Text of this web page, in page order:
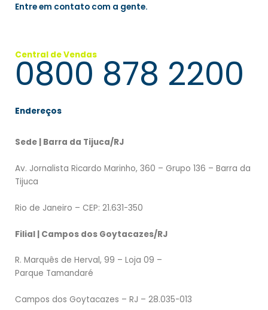
Entre em contato com a gente.
Central de Vendas
0800 878 2200
Endereços
Sede | Barra da Tijuca/RJ
Av. Jornalista Ricardo Marinho, 360 – Grupo 136 – Barra da
Tijuca
Rio de Janeiro – CEP: 21.631-350
Filial | Campos dos Goytacazes/RJ
R. Marquês de Herval, 99 – Loja 09 –
Parque Tamandaré
Campos dos Goytacazes – RJ – 28.035-013